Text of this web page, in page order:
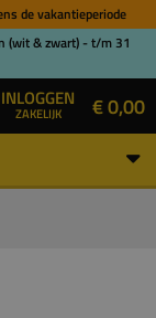
de vakantieperiode
(wit & zwart) - t/m 31
INLOGGEN
ZAKELIJK € 0,00